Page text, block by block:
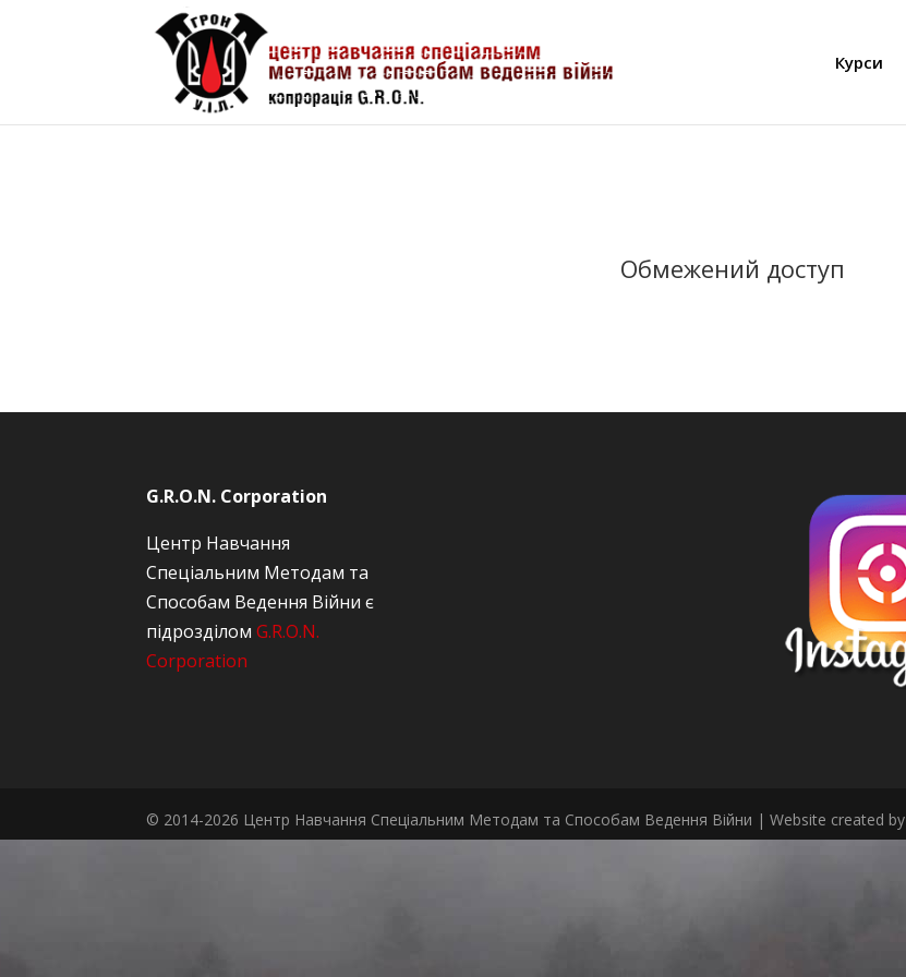
Курси
Обмежений доступ
G.R.O.N. Corporation
Центр Навчання
Спеціальним Методам та
Способам Ведення Війни є
підрозділомG.R.O.N.
Corporation
© 2014-2026 Центр Навчання Спеціальним Методам та Способам Ведення Війни | Website created by